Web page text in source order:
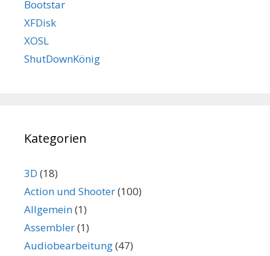
Bootstar
XFDisk
XOSL
ShutDownKönig
Kategorien
3D (18)
Action und Shooter(100)
Allgemein(1)
Assembler(1)
Audiobearbeitung(47)